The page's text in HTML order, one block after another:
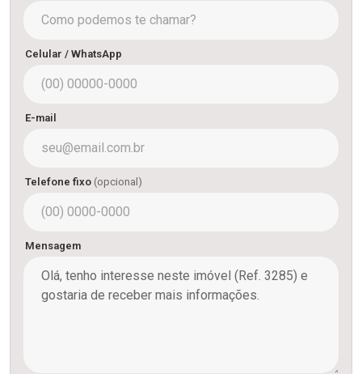
Celular / WhatsApp
E-mail
Telefone fixo (opcional)
Mensagem